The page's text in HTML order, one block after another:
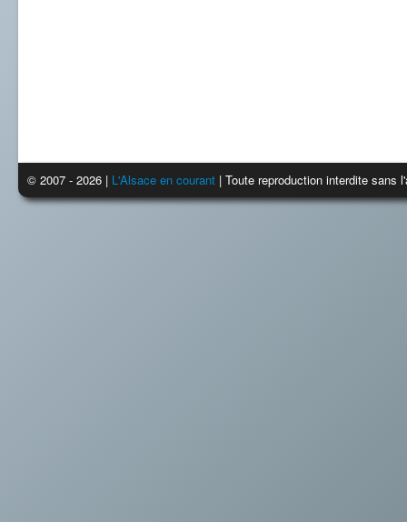
© 2007 - 2026 | L'Alsace en courant | Toute reproduction interdite sans